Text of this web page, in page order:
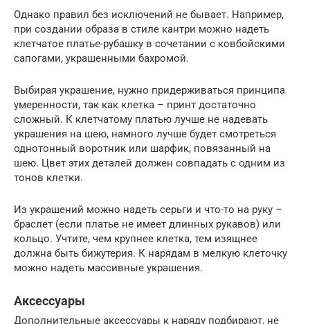
Однако правил без исключений не бывает. Например,
при создании образа в стиле кантри можно надеть
клетчатое платье-рубашку в сочетании с ковбойскими
сапогами, украшенными бахромой.
Выбирая украшение, нужно придерживаться принципа
умеренности, так как клетка – принт достаточно
сложный. К клетчатому платью лучше не надевать
украшения на шею, намного лучше будет смотреться
однотонный воротник или шарфик, повязанный на
шею. Цвет этих деталей должен совпадать с одним из
тонов клетки.
Из украшений можно надеть серьги и что-то на руку –
браслет (если платье не имеет длинных рукавов) или
кольцо. Учтите, чем крупнее клетка, тем изящнее
должна быть бижутерия. К нарядам в мелкую клеточку
можно надеть массивные украшения.
Аксессуары
Дополнительные аксессуары к наряду подбирают, не